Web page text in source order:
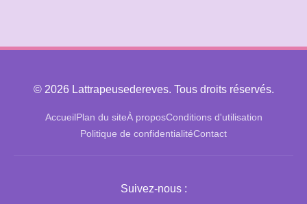
© 2026 Lattrapeusedereves. Tous droits réservés.
AccueilPlan du siteÀ proposConditions d'utilisation
Politique de confidentialitéContact
Suivez-nous :